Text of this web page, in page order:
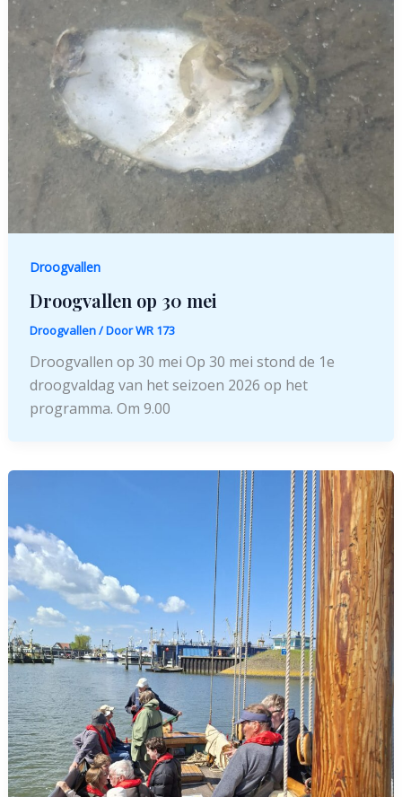
Droogvallen
Droogvallen op 30 mei
Droogvallen/ DoorWR 173
Droogvallen op 30 mei Op 30 mei stond de 1e
droogvaldag van het seizoen 2026 op het
programma. Om 9.00